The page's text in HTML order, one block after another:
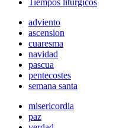
Tiempos litúrgicos
adviento
ascension
cuaresma
navidad
pascua
pentecostes
semana santa
misericordia
paz